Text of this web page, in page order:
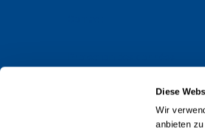
Diese
Wir
anbieten